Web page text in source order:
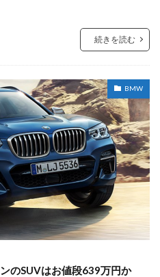
続きを読む
BMW
のSUVはお値段639万円か